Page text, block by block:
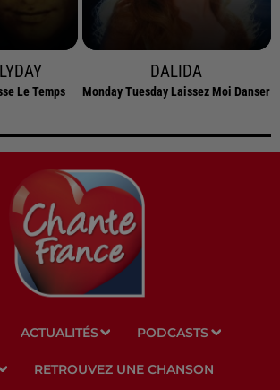
Le Temps
DALIDA
Monday Tuesday Laissez Moi Danser
ACTUALITÉS PODCASTS
RETROUVEZ UNE CHANSON